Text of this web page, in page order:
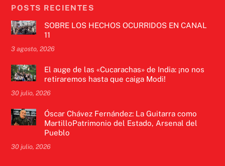
POSTS RECIENTES
SOBRE LOS HECHOS OCURRIDOS EN CANAL
11
3 agosto, 2026
El auge de las «Cucarachas» de India: ¡no nos
retiraremos hasta que caiga Modi!
30 julio, 2026
Óscar Chávez Fernández: La Guitarra como
MartilloPatrimonio del Estado, Arsenal del
Pueblo
30 julio, 2026